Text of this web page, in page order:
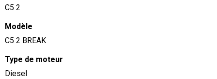
C5 2
Modèle
C5 2 BREAK
Type de moteur
Diesel